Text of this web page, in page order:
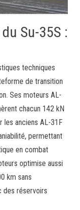
Su-35S :
techniques
de transition
Ses moteurs AL-
chacun 142 kN
les anciens AL-31F
permettant
en combat
optimise aussi
km sans
des réservoirs